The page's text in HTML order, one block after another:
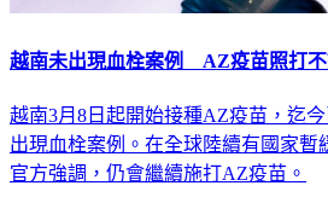
越南未出現血栓案例 AZ疫苗照打
越南3月8日起開始接種AZ疫苗，迄
出現血栓案例。在全球陸續有國家暫
官方強調，仍會繼續施打AZ疫苗。